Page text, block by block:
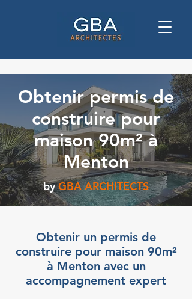
Obtenir permis de
construire pour
maison 90m² à
Menton
by GBA ARCHITECTS
Obtenir un permis de
construire pour maison 90m²
à Menton avec un
accompagnement expert